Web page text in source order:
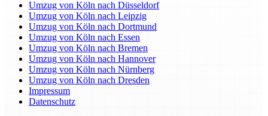
Umzug von Köln nach Düsseldorf
Umzug von Köln nach Leipzig
Umzug von Köln nach Dortmund
Umzug von Köln nach Essen
Umzug von Köln nach Bremen
Umzug von Köln nach Hannover
Umzug von Köln nach Nürnberg
Umzug von Köln nach Dresden
Impressum
Datenschutz